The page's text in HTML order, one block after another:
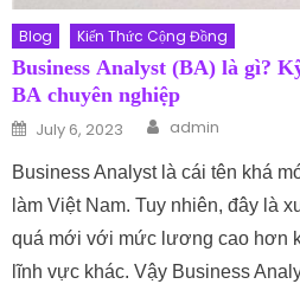
Blog Kiến Thức Cộng Đồng
Business Analyst (BA) là gì?
BA chuyên nghiệp
Posted on
July 6, 2023 Author
admin
Business Analyst là cái tên khá
làm Việt Nam. Tuy nhiên, đây là
quá mới với mức lương cao hơn
lĩnh vực khác. Vậy Business